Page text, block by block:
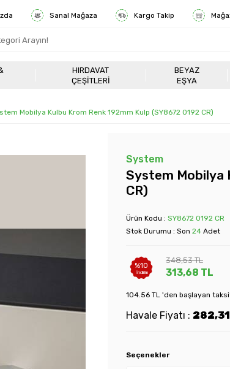
Sanal Mağaza Kargo Takip
HIRDAVAT
ÇEŞITLERI
BEYAZ
EŞYA
Mobilya Kulbu Krom Renk 192mm Kulp (SY8672 0192 CR)
System
System Mobilya
CR)
Ürün Kodu : SY8672 0192 CR
Stok Durumu : Son 24 Adet
%10
İndirim
348,53TL
313,68 TL
104.56 TL 'den başlayan
Havale Fiyatı : 282,31
Seçenekler